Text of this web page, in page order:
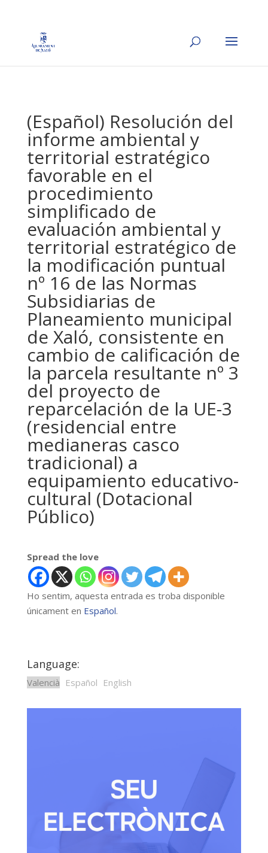
(Español) Resolución del
informe ambiental y
territorial estratégico
favorable en el
procedimiento
simplificado de
evaluación ambiental y
territorial estratégico de
la modificación puntual
nº 16 de las Normas
Subsidiarias de
Planeamiento municipal
de Xaló, consistente en
cambio de calificación de
la parcela resultante nº 3
del proyecto de
reparcelación de la UE-3
(residencial entre
medianeras casco
tradicional) a
equipamiento educativo-
cultural (Dotacional
Público)
Spread the love
Ho sentim, aquesta entrada es troba disponible
únicament en Español.
Language:
Valencià Español English